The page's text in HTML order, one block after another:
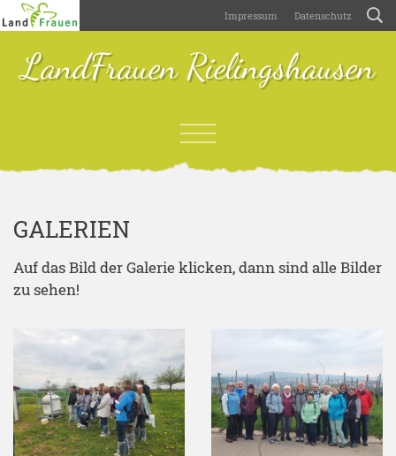
Impressum Datenschutz
LandFrauen Rielingshausen
GALERIEN
Auf das Bild der Galerie klicken, dann sind alle Bilder
zu sehen!